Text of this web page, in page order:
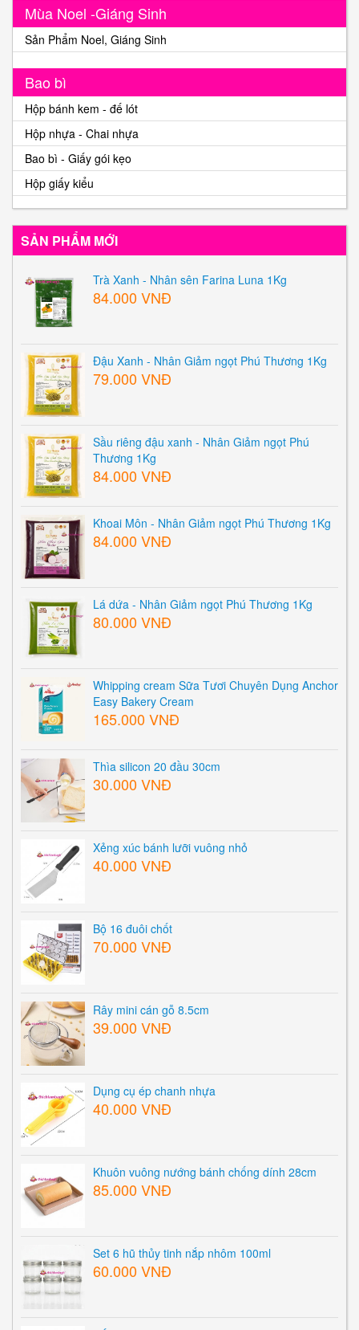
Mùa Noel -Giáng Sinh
Sản Phẩm Noel, Giáng Sinh
Bao bì
Hộp bánh kem - đế lót
Hộp nhựa - Chai nhựa
Bao bì - Giấy gói kẹo
Hộp giấy kiểu
SẢN PHẨM MỚI
Trà Xanh - Nhân sên Farina Luna 1Kg
84.000 VNĐ
Đậu Xanh - Nhân Giảm ngọt Phú Thương 1Kg
79.000 VNĐ
Sầu riêng đậu xanh - Nhân Giảm ngọt Phú
Thương 1Kg
84.000 VNĐ
Khoai Môn - Nhân Giảm ngọt Phú Thương 1Kg
84.000 VNĐ
Lá dứa - Nhân Giảm ngọt Phú Thương 1Kg
80.000 VNĐ
Whipping cream Sữa Tươi Chuyên Dụng Anchor
Easy Bakery Cream
165.000 VNĐ
Thìa silicon 20 đầu 30cm
30.000 VNĐ
Xẻng xúc bánh lưỡi vuông nhỏ
40.000 VNĐ
Bộ 16 đuôi chốt
70.000 VNĐ
Rây mini cán gỗ 8.5cm
39.000 VNĐ
Dụng cụ ép chanh nhựa
40.000 VNĐ
Khuôn vuông nướng bánh chống dính 28cm
85.000 VNĐ
Set 6 hũ thủy tinh nắp nhôm 100ml
60.000 VNĐ